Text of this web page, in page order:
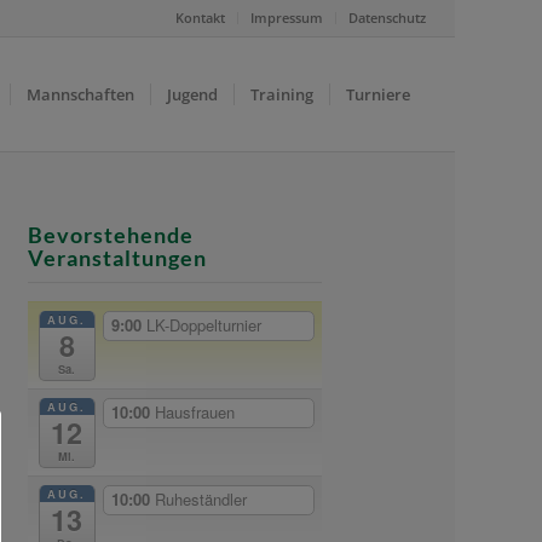
Kontakt Impressum Datenschutz
Mannschaften Jugend Training Turniere
Bevorstehende
Veranstaltungen
AUG.
8
Sa.
9:00 LK-Doppelturnier
AUG.
12
Mi.
10:00 Hausfrauen
AUG.
13
10:00 Ruheständler